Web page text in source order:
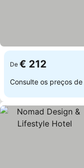
De € 212
Consulte os preços de